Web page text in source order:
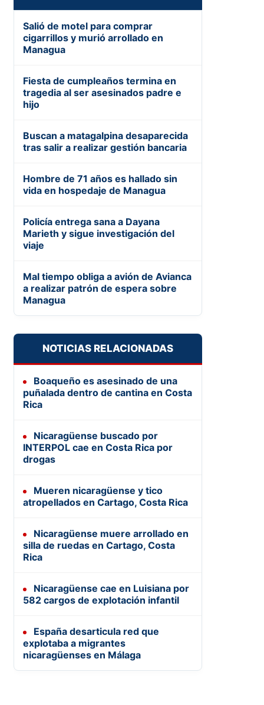
Salió de motel para comprar
cigarrillos y murió arrollado en
Managua
Fiesta de cumpleaños termina en
tragedia al ser asesinados padre e
hijo
Buscan a matagalpina desaparecida
tras salir a realizar gestión bancaria
Hombre de 71 años es hallado sin
vida en hospedaje de Managua
Policía entrega sana a Dayana
Marieth y sigue investigación del
viaje
Mal tiempo obliga a avión de Avianca
a realizar patrón de espera sobre
Managua
NOTICIAS RELACIONADAS
Boaqueño es asesinado de una
puñalada dentro de cantina en Costa
Rica
Nicaragüense buscado por
INTERPOL cae en Costa Rica por
drogas
Mueren nicaragüense y tico
atropellados en Cartago, Costa Rica
Nicaragüense muere arrollado en
silla de ruedas en Cartago, Costa
Rica
Nicaragüense cae en Luisiana por
582 cargos de explotación infantil
España desarticula red que
explotaba a migrantes
nicaragüenses en Málaga